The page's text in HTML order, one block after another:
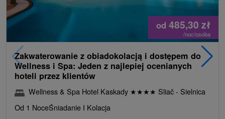
od 485,30 zł
/noc/osoba
Zakwaterowanie z obiadokolacją i dostępem do
Wellness i Spa: Jeden z najlepiej ocenianych
hoteli przez klientów
Wellness & Spa Hotel Kaskady ★★★★ Sliač - Sielnica
Od 1 NoceŚniadanie I Kolacja